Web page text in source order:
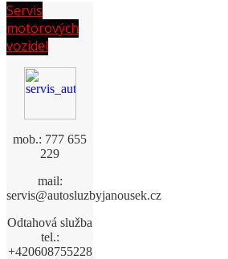
Servis
motorových
vozidel
mob.: 777 655
229
mail:
servis@autosluzbyjanousek.cz
Odtahová služba
tel.:
+420608755228